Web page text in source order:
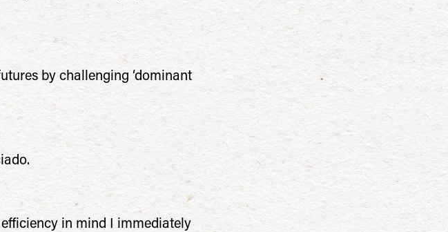
by challenging ‘dominant
in mind I immediately